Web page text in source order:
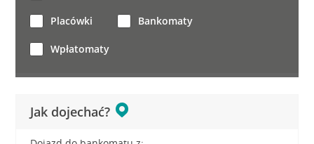
Jak dojechać?
Placówki Bankomaty
Wpłatomaty